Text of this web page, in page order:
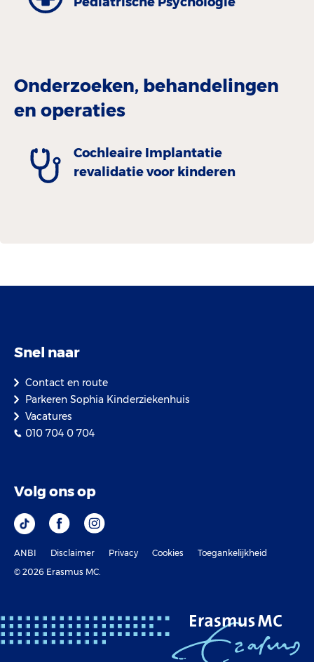
Onderzoeken, behandelingen
en operaties
Cochleaire Implantatie
revalidatie voor kinderen
Snel naar
Contact en route
Parkeren Sophia Kinderziekenhuis
Vacatures
010 704 0 704
Volg ons op
ANBI Disclaimer Privacy Cookies
Toegankelijkheid
© 2026 Erasmus MC.